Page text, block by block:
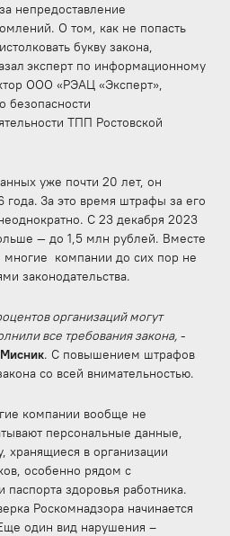
непредоставление
О том, как не попасть
букву закона,
эксперт по информационному
ООО «РЭАЦ «Эксперт»,
безопасности
ТПП Ростовской
уже почти 20 лет, он
года. За это время штрафы за его
С 23 декабря 2023
— до 1,5 млн рублей. Вместе
многие компании до сих пор не
законодательства.
организаций могут
все требования закона, -
. С повышением штрафов
со всей внимательностью.
компании вообще не
персональные данные,
хранящиеся в организации
особенно рядом с
паспорта здоровья работника.
Роскомнадзора начинается
один вид нарушения –